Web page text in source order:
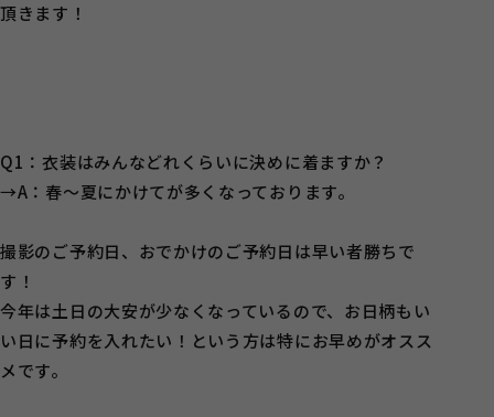
頂きます！
Q1：衣装はみんなどれくらいに決めに着ますか？
→A：春～夏にかけてが多くなっております。
撮影のご予約日、おでかけのご予約日は早い者勝ちで
す！
今年は土日の大安が少なくなっているので、お日柄もい
い日に予約を入れたい！という方は特にお早めがオスス
メです。